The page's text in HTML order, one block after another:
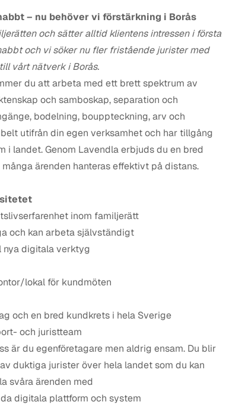
– nu behöver vi förstärkning i Borås
och sätter alltid klientens intressen i första
och vi söker nu fler fristående jurister med
vårt nätverk i Borås.
du att arbeta med ett brett spektrum av
och samboskap, separation och
bodelning, bouppteckning, arv och
utifrån din egen verksamhet och har tillgång
i landet. Genom Lavendla erbjuds du en bred
ärenden hanteras effektivt på distans.
inom familjerätt
och kan arbeta självständigt
nya digitala verktyg
lokal för kundmöten
och en bred kundkrets i hela Sverige
och juristteam
är du egenföretagare men aldrig ensam. Du blir
duktiga jurister över hela landet som du kan
svåra ärenden med
digitala plattform och system